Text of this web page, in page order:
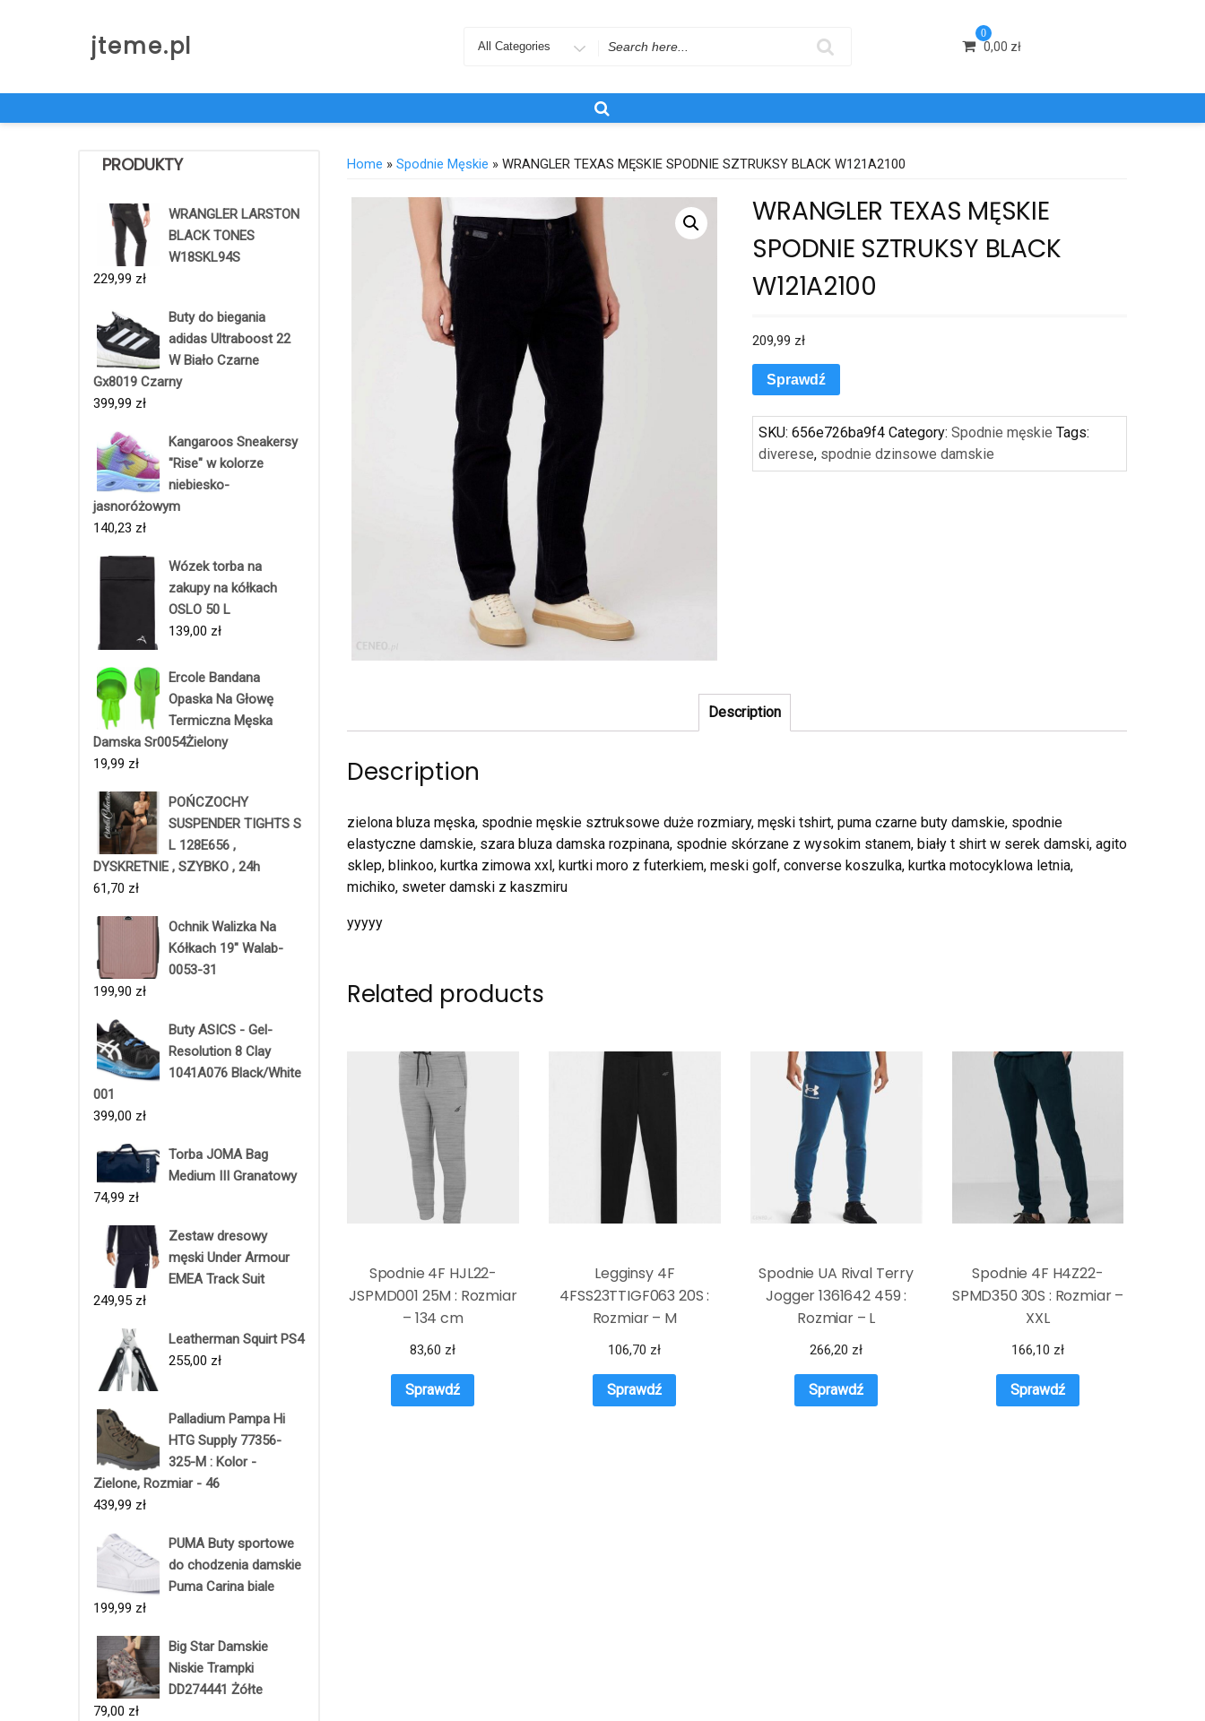
jteme.pl
Search
0
0,00 zł
PRODUKTY
WRANGLER LARSTON
BLACK TONES
W18SKL94S
229,99 zł
Buty do biegania
adidas Ultraboost 22
W Biało Czarne
Gx8019 Czarny
399,99 zł
Kangaroos Sneakersy
"Rise" w kolorze
niebiesko-
jasnoróżowym
140,23 zł
Wózek torba na
zakupy na kółkach
OSLO 50 L
139,00 zł
Ercole Bandana
Opaska Na Głowę
Termiczna Męska
Damska Sr0054Żielony
19,99 zł
POŃCZOCHY
SUSPENDER TIGHTS S
L 128E656 ,
DYSKRETNIE , SZYBKO , 24h
61,70 zł
Ochnik Walizka Na
Kółkach 19" Walab-
0053-31
199,90 zł
Buty ASICS - Gel-
Resolution 8 Clay
1041A076 Black/White
001
399,00 zł
Torba JOMA Bag
Medium III Granatowy
74,99 zł
Zestaw dresowy
męski Under Armour
EMEA Track Suit
249,95 zł
Leatherman Squirt PS4
255,00 zł
Palladium Pampa Hi
HTG Supply 77356-
325-M : Kolor -
Zielone, Rozmiar - 46
439,99 zł
PUMA Buty sportowe
do chodzenia damskie
Puma Carina biale
199,99 zł
Big Star Damskie
Niskie Trampki
DD274441 Żółte
79,00 zł
Home » Spodnie Męskie » WRANGLER TEXAS MĘSKIE SPODNIE SZTRUKSY BLACK W121A2100
WRANGLER TEXAS MĘSKIE
SPODNIE SZTRUKSY BLACK
W121A2100
209,99 zł
Sprawdź
SKU:656e726ba9f4 Category:Spodnie męskie Tags:
diverese, spodnie dzinsowe damskie
Description
Description
zielona bluza męska, spodnie męskie sztruksowe duże rozmiary, męski tshirt, puma czarne buty damskie, spodnie
elastyczne damskie, szara bluza damska rozpinana, spodnie skórzane z wysokim stanem, biały t shirt w serek damski, agito
sklep, blinkoo, kurtka zimowa xxl, kurtki moro z futerkiem, meski golf, converse koszulka, kurtka motocyklowa letnia,
michiko, sweter damski z kaszmiru
yyyyy
Related products
Spodnie 4F HJL22-
JSPMD001 25M : Rozmiar
– 134 cm
83,60 zł
Sprawdź
Legginsy 4F
4FSS23TTIGF063 20S :
Rozmiar – M
106,70 zł
Sprawdź
Spodnie UA Rival Terry
Jogger 1361642 459 :
Rozmiar – L
266,20 zł
Sprawdź
Spodnie 4F H4Z22-
SPMD350 30S : Rozmiar –
XXL
166,10 zł
Sprawdź